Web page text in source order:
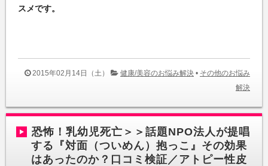
スメです。
2015年02月14日（土） 健康/美容のお悩み解決 • その他のお悩み
解決
恐怖！乳幼児死亡＞＞話題NPO法人が提唱
する『対面（ついめん）抱っこ』その効果
はあったのか？口コミ検証／アトピー性皮